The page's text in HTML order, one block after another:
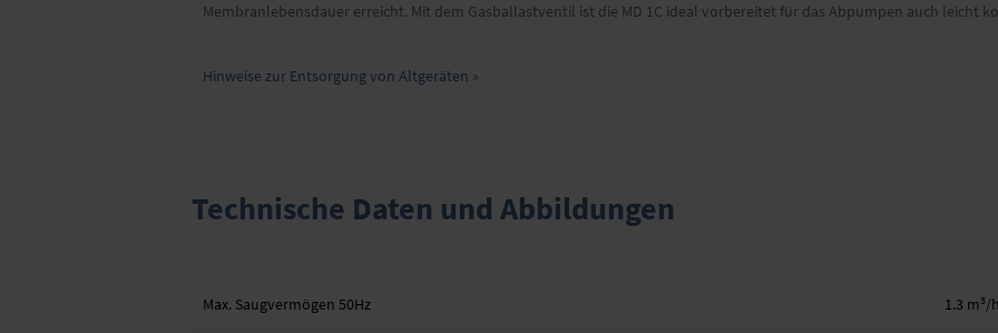
Membranlebensdauer erreicht. Mit dem Gasballastventil ist die MD 1C ideal vorbereitet für das Abpumpen auch leicht
Hinweise zur Entsorgung von Altgeräten »
Technische Daten und Abbildungen
Max. Saugvermögen 50Hz 1.3 m3/h